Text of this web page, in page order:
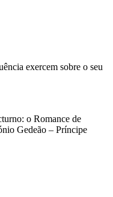
exercem sobre o seu
o Romance de
Gedeão – Príncipe